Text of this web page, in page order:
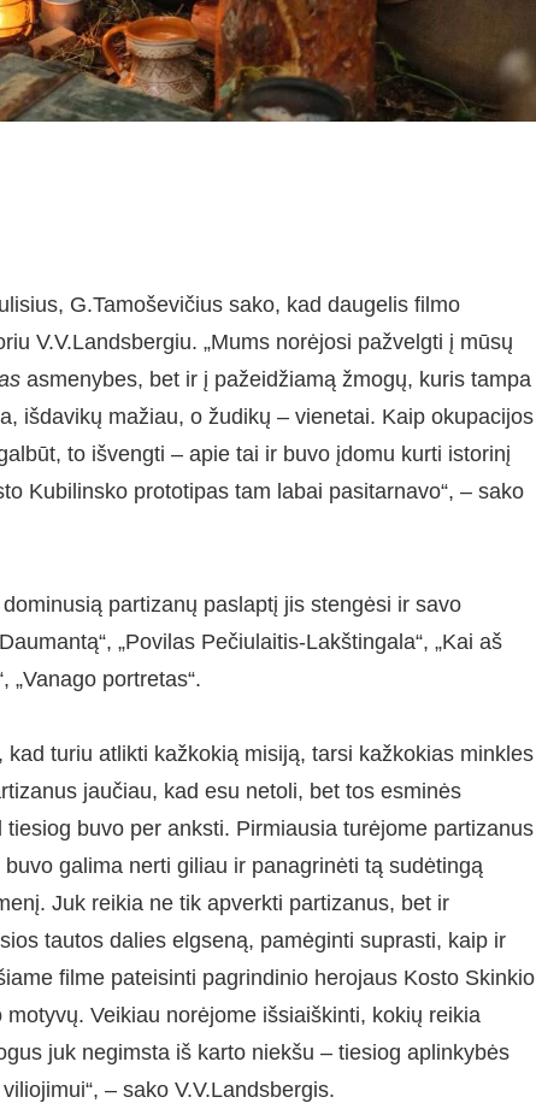
G.Tamoševičius sako, kad daugelis filmo
V.V.Landsbergiu. „Mums norėjosi pažvelgti į mūsų
asmenybes, bet ir į pažeidžiamą žmogų, kuris tampa
išdavikų mažiau, o žudikų – vienetai. Kaip okupacijos
to išvengti – apie tai ir buvo įdomu kurti istorinį
Kubilinsko prototipas tam labai pasitarnavo“, – sako
partizanų paslaptį jis stengėsi ir savo
„Povilas Pečiulaitis-Lakštingala“, „Kai aš
„Vanago portretas“.
turiu atlikti kažkokią misiją, tarsi kažkokias minkles
jaučiau, kad esu netoli, bet tos esminės
buvo per anksti. Pirmiausia turėjome partizanus
galima nerti giliau ir panagrinėti tą sudėtingą
Juk reikia ne tik apverkti partizanus, bet ir
tautos dalies elgseną, pamėginti suprasti, kaip ir
filme pateisinti pagrindinio herojaus Kosto Skinkio
Veikiau norėjome išsiaiškinti, kokių reikia
juk negimsta iš karto niekšu – tiesiog aplinkybės
– sako V.V.Landsbergis.